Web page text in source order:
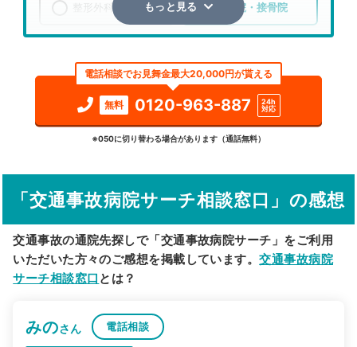
整形外科 整骨院・接骨院
検索する
詳細条件で絞り込む
駅から探す 院名から探す
もっと見る
電話相談でお見舞金最大20,000円が貰える
無料 0120-963-887
24h
対応
※050に切り替わる場合があります（通話無料）
「交通事故病院サーチ相談窓口」の感想
交通事故の通院先探しで「交通事故病院サーチ」をご利用
いただいた方々のご感想を掲載しています。交通事故病院
サーチ相談窓口 とは？
みのさん 電話相談